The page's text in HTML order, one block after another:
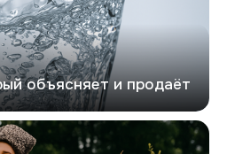
объясняет и продаёт